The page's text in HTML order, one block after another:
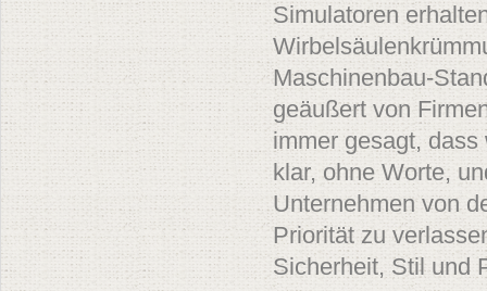
Simulatoren
Maschinenbau-
geäußert von
immer gesagt,
klar, ohne Worte,
Unternehmen von
Priorität zu
Sicherheit, Stil und